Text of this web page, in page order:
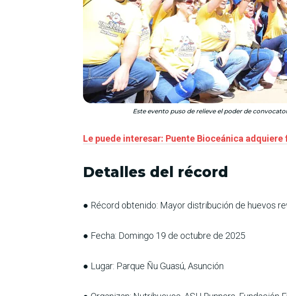
Este evento puso de relieve el poder de
Le puede interesar: Puente Bioceánica
Detalles del récord
● Récord obtenido: Mayor distribución de huevos
● Fecha: Domingo 19 de octubre de 2025
● Lugar: Parque Ñu Guasú, Asunción